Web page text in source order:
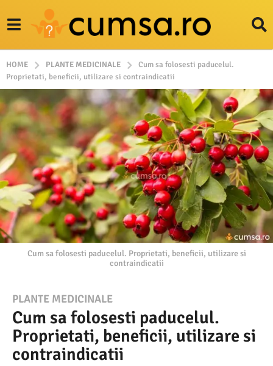
HOME PLANTE MEDICINALE
Cum sa folosesti paducelul.
Proprietati, beneficii, utilizare si contraindicatii
Cum sa folosesti paducelul. Proprietati, beneficii, utilizare si
contraindicatii
2
7
0
PLANTE MEDICINALE
Cum sa folosesti paducelul.
Proprietati, beneficii, utilizare si
contraindicatii